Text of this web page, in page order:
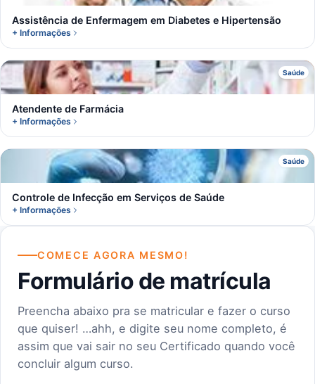
Assistência de Enfermagem em Diabetes e Hipertensão
+ Informações
Saúde
A
Atendente de Farmácia
+ Informações
Saúde
C
Controle de Infecção em Serviços de Saúde
+ Informações
COMECE AGORA MESMO!
Formulário de matrícula
Preencha abaixo pra se matricular e fazer o curso
que quiser! …ahh, e digite seu nome completo, é
assim que vai sair no seu Certificado quando você
concluir algum curso.